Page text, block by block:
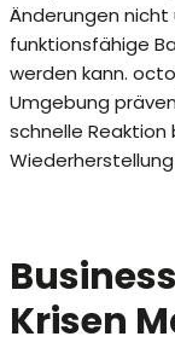
Änderungen
funktionsfähige
werden kann.
Umgebung
schnelle
Krisen